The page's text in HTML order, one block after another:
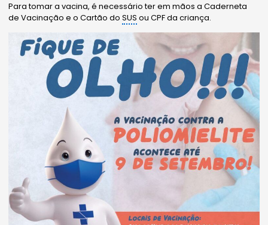
Para tomar a vacina, é necessário ter em mãos a Caderneta
de Vacinação e o Cartão doSUS ou CPF da criança.